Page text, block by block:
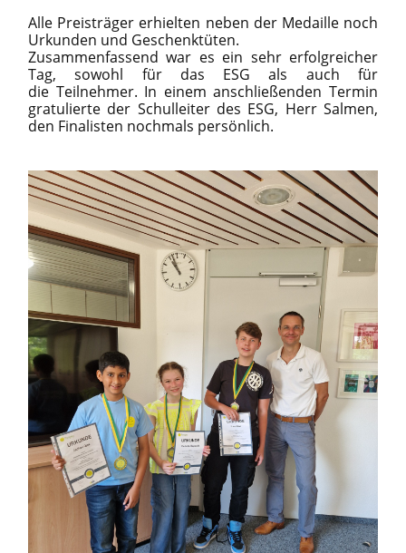
Alle Preisträger erhielten neben der Medaille noch
Urkunden und Geschenktüten.
Zusammenfassend war es ein sehr erfolgreicher
Tag, sowohl für das ESG als auch für
die Teilnehmer. In einem anschließenden Termin
gratulierte der Schulleiter des ESG, Herr Salmen,
den Finalisten nochmals persönlich.